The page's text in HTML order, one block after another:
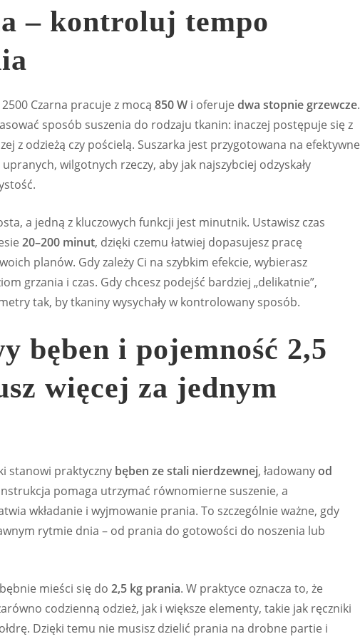
– kontroluj tempo
Czarna pracuje z mocą 850 W i oferuje dwa stopnie grzewcze.
sposób suszenia do rodzaju tkanin: inaczej postępuje się z
z odzieżą czy pościelą. Suszarka jest przygotowana na efektywne
wilgotnych rzeczy, aby jak najszybciej odzyskały
a jedną z kluczowych funkcji jest minutnik. Ustawisz czas
20–200 minut, dzięki czemu łatwiej dopasujesz pracę
planów. Gdy zależy Ci na szybkim efekcie, wybierasz
grzania i czas. Gdy chcesz podejść bardziej „delikatnie”,
tak, by tkaniny wysychały w kontrolowany sposób.
bęben i pojemność 2,5
więcej za jednym
stanowi praktyczny bęben ze stali nierdzewnej, ładowanyod
pomaga utrzymać równomierne suszenie, a
wkładanie i wyjmowanie prania. To szczególnie ważne, gdy
rytmie dnia – od prania do gotowości do noszenia lub
mieści się do 2,5 kg prania. W praktyce oznacza to, że
codzienną odzież, jak i większe elementy, takie jak ręczniki
Dzięki temu nie musisz dzielić prania na drobne partie i